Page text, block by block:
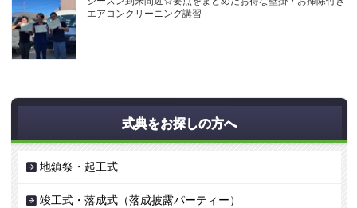
エアコンクリーニング講習
式典をお探しの方へ
地鎮祭・起工式
竣工式・落成式（落成披露パーティー）